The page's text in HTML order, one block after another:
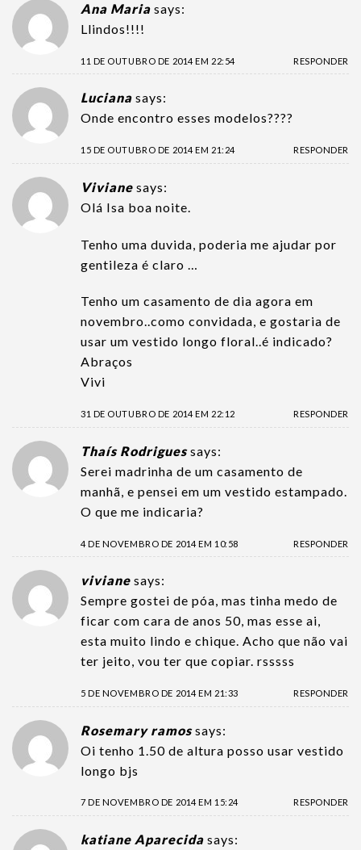
Ana Maria says:
Llindos!!!!
11 DE OUTUBRO DE 2014 EM 22:54 RESPONDER
Luciana says:
Onde encontro esses modelos????
15 DE OUTUBRO DE 2014 EM 21:24 RESPONDER
Viviane says:
Olá Isa boa noite.
Tenho uma duvida, poderia me ajudar por
gentileza é claro …
Tenho um casamento de dia agora em
novembro..como convidada, e gostaria de
usar um vestido longo floral..é indicado?
Abraços
Vivi
31 DE OUTUBRO DE 2014 EM 22:12 RESPONDER
Thaís Rodrigues says:
Serei madrinha de um casamento de
manhã, e pensei em um vestido estampado.
O que me indicaria?
4 DE NOVEMBRO DE 2014 EM 10:58 RESPONDER
viviane says:
Sempre gostei de póa, mas tinha medo de
ficar com cara de anos 50, mas esse ai,
esta muito lindo e chique. Acho que não vai
ter jeito, vou ter que copiar. rsssss
5 DE NOVEMBRO DE 2014 EM 21:33 RESPONDER
Rosemary ramos says:
Oi tenho 1.50 de altura posso usar vestido
longo bjs
7 DE NOVEMBRO DE 2014 EM 15:24 RESPONDER
katiane Aparecida says: